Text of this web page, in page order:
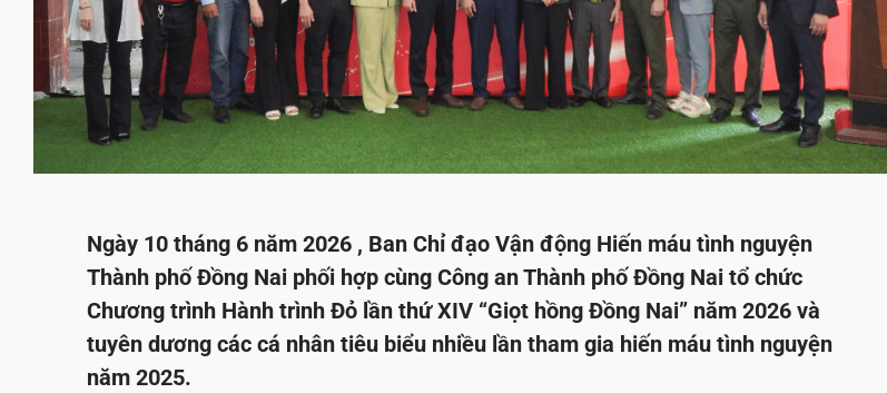
Ngày 10 tháng 6 năm 2026 , Ban Chỉ đạo Vận động Hiến máu tình nguyện
Thành phố Đồng Nai phối hợp cùng Công an Thành phố Đồng Nai tổ chức
Chương trình Hành trình Đỏ lần thứ XIV “Giọt hồng Đồng Nai” năm 2026 và
tuyên dương các cá nhân tiêu biểu nhiều lần tham gia hiến máu tình nguyện
năm 2025.